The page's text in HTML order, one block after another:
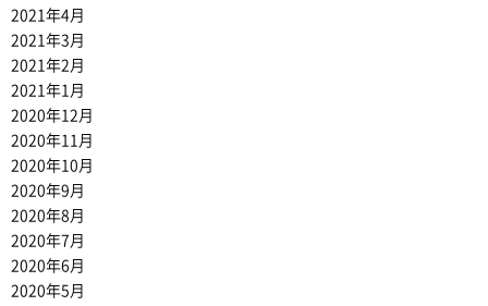
2021年4月
2021年3月
2021年2月
2021年1月
2020年12月
2020年11月
2020年10月
2020年9月
2020年8月
2020年7月
2020年6月
2020年5月